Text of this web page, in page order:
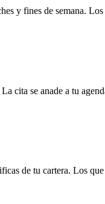
y fines de semana.
cita se anade a tu
de tu cartera. Los